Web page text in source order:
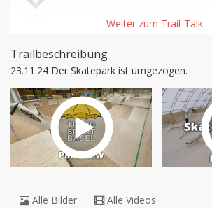
Trailbeschreibung
23.11.24 Der Skatepark ist umgezogen.
Alle Bilder Alle Videos